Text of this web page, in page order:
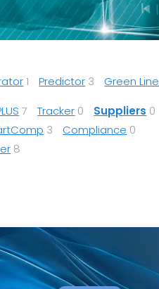
1 Predictor 3 Green Line
7 Tracker 0 Suppliers 0
3 Compliance 0
8